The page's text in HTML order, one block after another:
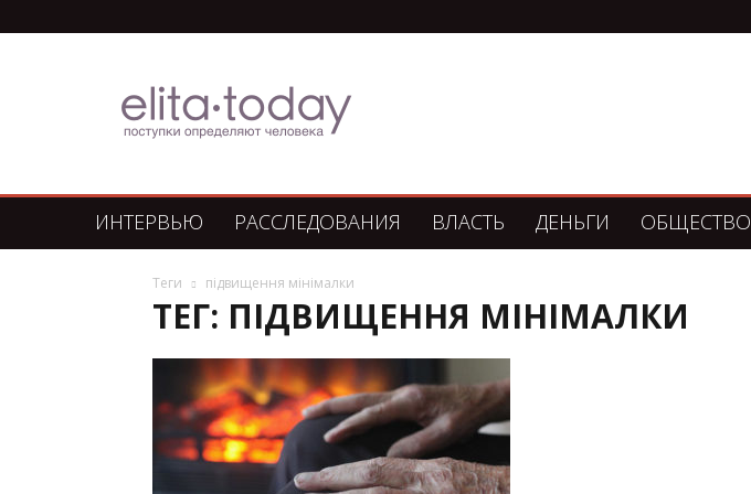
Сегодня
ИНТЕРВЬЮ РАССЛЕДОВАНИЯ ВЛАСТЬ ДЕНЬГИ ОБЩЕСТВО
Теги підвищення мінімалки
ТЕГ: ПІДВИЩЕННЯ МІНІМАЛКИ